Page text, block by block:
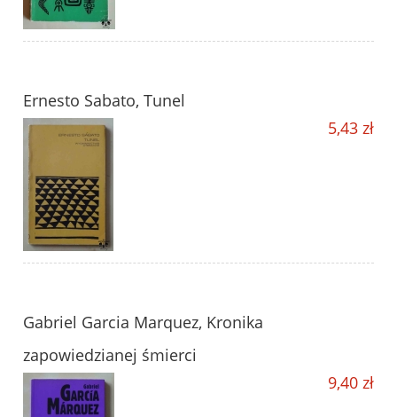
Ernesto Sabato, Tunel
5,43 zł
Gabriel Garcia Marquez, Kronika
zapowiedzianej śmierci
9,40 zł